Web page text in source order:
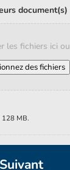
document(s)
les fichiers ici ou
des fichiers
128 MB.